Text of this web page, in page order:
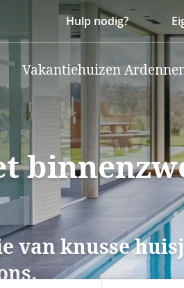
Hulp nodig?
Vakantiehuizen
van knusse